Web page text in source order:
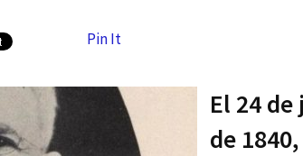
Pin It
El 24
de 1840,